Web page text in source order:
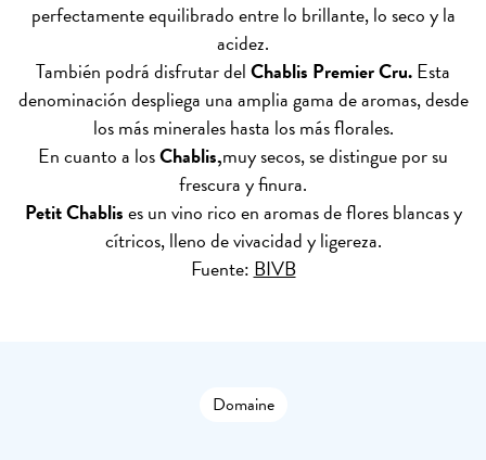
perfectamente equilibrado entre lo brillante, lo seco y la
acidez.
También podrá disfrutar delChablis Premier Cru.Esta
denominación despliega una amplia gama de aromas, desde
los más minerales hasta los más florales.
En cuanto a losChablis,muy secos, se distingue por su
frescura y finura.
Petit Chablises un vino rico en aromas de flores blancas y
cítricos, lleno de vivacidad y ligereza.
Fuente:BIVB
Domaine